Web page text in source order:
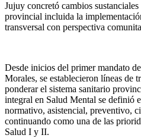
Jujuy concretó cambios
provincial incluida la
transversal con perspectiva
Desde inicios del primer mandato
Morales, se establecieron líneas de
ponderar el sistema sanitario
integral en Salud Mental se definió
normativo, asistencial, preventivo,
continuando como una de las
Salud I y II.